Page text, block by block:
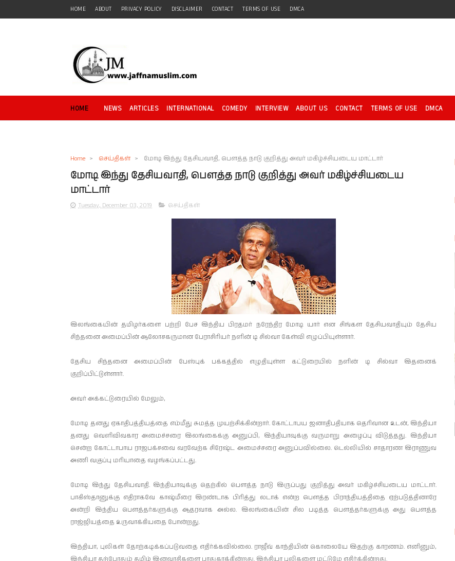
HOME ABOUT PRIVACY POLICY DISCLAIMER CONTACT TERMS OF USE DMCA
HOME NEWS ARTICLES INTERNATIONAL COMEDY INTERVIEW ABOUT US CONTACT TERMS OF USE DMCA
Home > செய்திகள் > மோடி இந்து தேசியவாதி, பௌத்த நாடு குறித்து அவர் மகிழ்ச்சியடைய மாட்டார்
மோடி இந்து தேசியவாதி, பௌத்த நாடு குறித்து அவர் மகிழ்ச்சியடைய
மாட்டார்
Tuesday, December 03, 2019 செய்திகள்
இலங்கையின் தமிழர்களை பற்றி பேச இந்திய பிரதமர் நரேந்திர மோடி யார் என சிங்கள தேசியவாதியும் தேசிய
சிந்தனை அமைப்பின் ஆலோசகருமான பேராசிரியர் நளின் டி சில்வா கேள்வி எழுப்பியுள்ளார்.
தேசிய சிந்தனை அமைப்பின் பேஸ்புக் பக்கத்தில் எழுதியுள்ள கட்டுரையில் நளின் டி சில்வா இதனைக்
குறிப்பிட்டுள்ளார்.
அவர் அக்கட்டுரையில் மேலும்,
மோடி தனது ஏகாதிபத்தியத்தை எம்மீது சுமத்த முயற்சிக்கின்றார். கோட்டாபய ஜனாதிபதியாக தெரிவான உடன், இந்தியா
தனது வெளிவிவகார அமைச்சரை இலங்கைக்கு அனுப்பி, இந்தியாவுக்கு வருமாறு அழைப்பு விடுத்தது. இந்தியா
சென்ற கோட்டாபாய ராஜபக்சவை வரவேற்க சிரேஷ்ட அமைச்சரை அனுப்பவில்லை. டெல்லியில் சாதாரண இராணுவ
அணி வகுப்பு மரியாதை வழங்கப்பட்டது.
மோடி இந்து தேசியவாதி. இந்தியாவுக்கு தெற்கில் பௌத்த நாடு இருப்பது குறித்து அவர் மகிழ்ச்சியடைய மாட்டார்.
பாகிஸ்தானுக்கு எதிராகவே காஷ்மீரை இரண்டாக பிரித்து லடாக் என்ற பௌத்த பிராந்தியத்திதை ஏற்படுத்தினாரே
அன்றி இந்திய பௌத்தர்களுக்கு ஆதரவாக அல்ல. இலங்கையின் சில படித்த பௌத்தர்களுக்கு அது பௌத்த
ராஜ்ஜியத்தை உருவாக்கியதை போன்றது.
இந்தியா, புலிகள் தோற்கடிக்கப்படுவதை எதிர்க்கவில்லை. ராஜீவ் காந்தியின் கொலையே இதற்கு காரணம். எனினும்,
இந்தியா தற்போதும் தமிழ் இனவாதிகளை பாதுகாக்கின்றது. இந்தியா புலிகளை மட்டுமே எதிர்க்கின்றது.